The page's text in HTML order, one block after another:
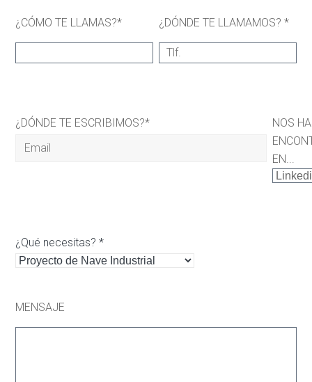
¿CÓMO TE LLAMAS?* ¿DÓNDE TE LLAMAMOS? *
¿DÓNDE TE ESCRIBIMOS?*
NOS
EN...
¿Qué necesitas? *
MENSAJE